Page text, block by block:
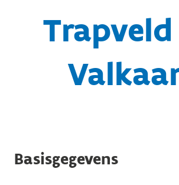
Basisgegevens